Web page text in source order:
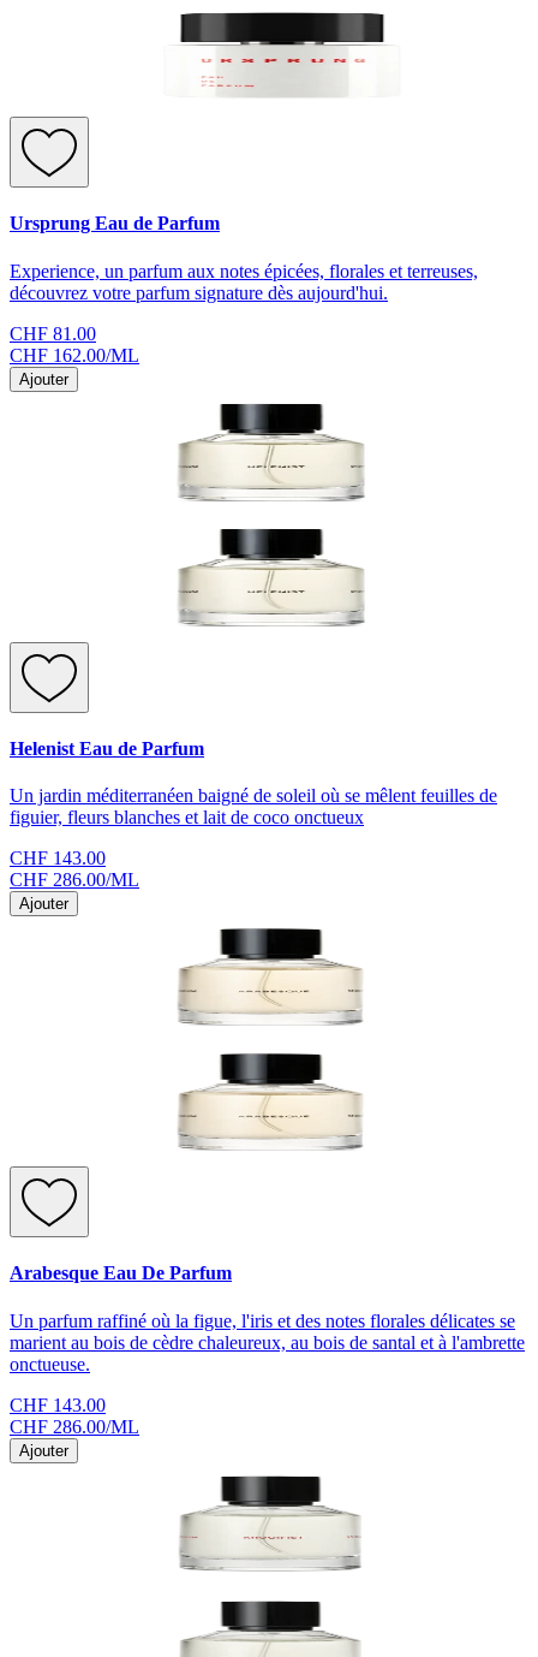
Ursprung Eau de Parfum
Experience, un parfum aux notes épicées, florales et terreuses,
découvrez votre parfum signature dès aujourd'hui.
CHF 81.00
CHF 162.00/ML
Ajouter
Helenist Eau de Parfum
Un jardin méditerranéen baigné de soleil où se mêlent feuilles de
figuier, fleurs blanches et lait de coco onctueux
CHF 143.00
CHF 286.00/ML
Ajouter
Arabesque Eau De Parfum
Un parfum raffiné où la figue, l'iris et des notes florales délicates se
marient au bois de cèdre chaleureux, au bois de santal et à l'ambrette
onctueuse.
CHF 143.00
CHF 286.00/ML
Ajouter